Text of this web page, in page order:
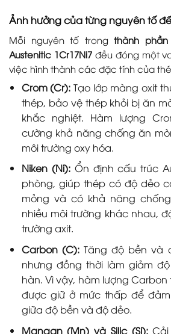
Ảnh hưởng của từng nguyên tố
Mỗi nguyên tố trongthành
Austenitic 1Cr17Ni7đều đóng một
việc hình thành các đặc tính của
Crom (Cr): Tạo lớp màng oxit
thép, bảo vệ thép khỏi bị ăn
khắc nghiệt. Hàm lượng
cường khả năng chống ăn
môi trường oxy hóa.
Niken (Ni):Ổn định cấu trúc
phòng, giúp thép có độ dẻo
mỏng và có khả năng
nhiều môi trường khác nhau,
trường axit.
Carbon (C):Tăng độ bền và
nhưng đồng thời làm giảm
hàn. Vì vậy, hàm lượng Carbon
được giữ ở mức thấp để
giữa độ bền và độ dẻo.
Mangan (Mn) và Silic (Si):Cải